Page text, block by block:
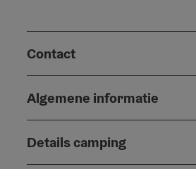
Contact
Algemene informatie
Details camping